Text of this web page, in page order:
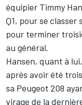
équipier Timmy
Q1, pour se classer
pour terminer
au général.
Hansen, quant à
après avoir été
sa Peugeot 208
virage de la